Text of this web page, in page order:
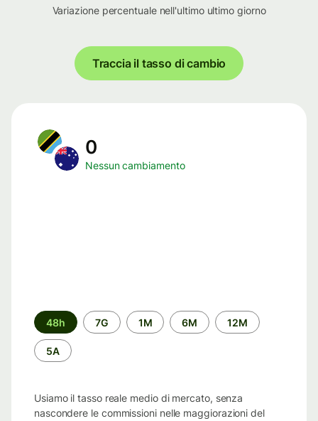
Variazione percentuale nell'ultimo ultimo giorno
Traccia il tasso di cambio
0
Nessun cambiamento
Periodo
di
tempo
48h 7G 1M 6M 12M
5A
Usiamo il tasso reale medio di mercato, senza
nascondere le commissioni nelle maggiorazioni del